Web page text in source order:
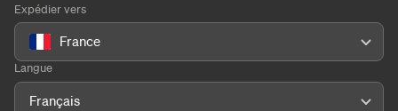
Expédier vers
France
Langue
Français